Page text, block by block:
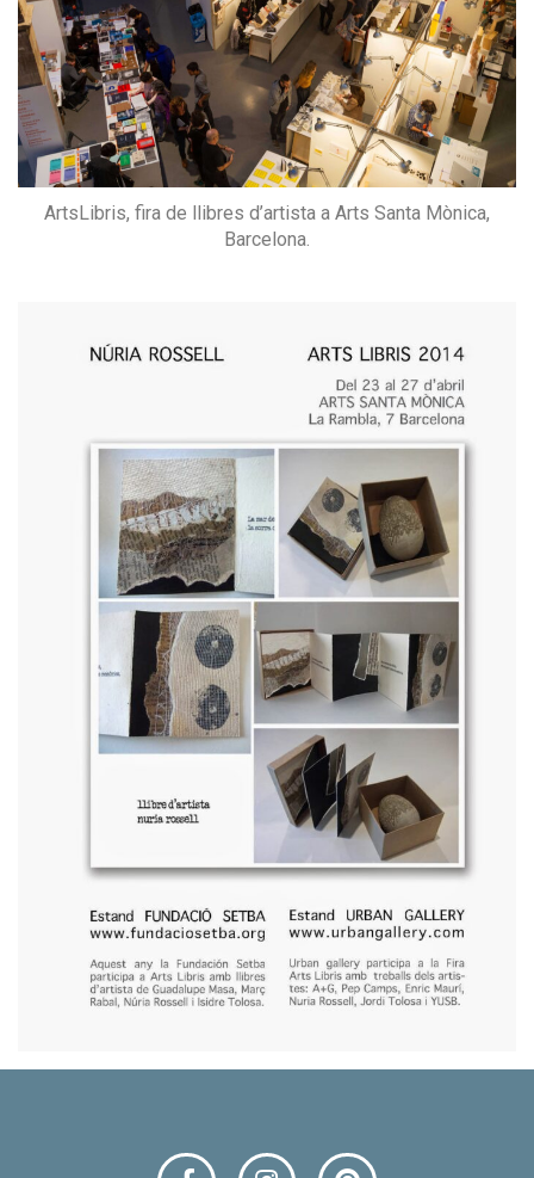
ArtsLibris, fira de llibres d’artista a Arts Santa Mònica,
Barcelona.
F I P